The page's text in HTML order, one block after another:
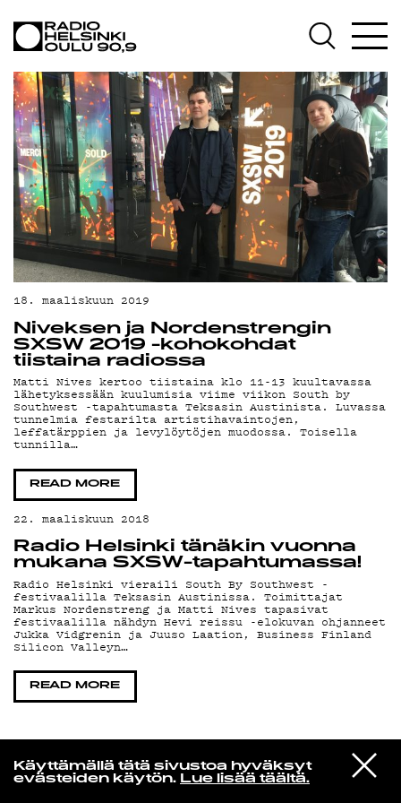
Käyttämällä tätä sivustoa hyväksyt
evästeiden käytön. Lue lisää täältä.
VIESTI
STUDIOON
Steve Lacy feat. SZA
is it cool?
AJANKOHTAISTA
OHJELMAT
TEKIJÄT
ON-DEMAND
PODCAST
MAINOSTA
YHTEYSTIEDOT
G LIVELAB
YSTÄVÄKLUBI
TIETOSUOJA
KIRJAUDU SISÄÄN
18. maaliskuun 2019
Niveksen ja Nordenstrengin
SXSW 2019 -kohokohdat
tiistaina radiossa
Matti Nives kertoo tiistaina klo 11-13 kuultavassa
lähetyksessään kuulumisia viime viikon South by
Southwest -tapahtumasta Teksasin Austinista. Luvassa
tunnelmia festarilta artistihavaintojen,
leffatärppien ja levylöytöjen muodossa. Toisella
tunnilla…
READ MORE
22. maaliskuun 2018
Radio Helsinki tänäkin vuonna
mukana SXSW-tapahtumassa!
Radio Helsinki vieraili South By Southwest -
festivaalilla Teksasin Austinissa. Toimittajat
Markus Nordenstreng ja Matti Nives tapasivat
festivaalilla nähdyn Hevi reissu -elokuvan ohjanneet
Jukka Vidgrenin ja Juuso Laation, Business Finland
Silicon Valleyn…
READ MORE